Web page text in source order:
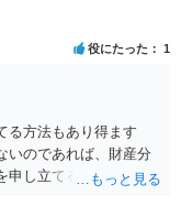
役にたった 1
る方法もあり得ます
いのであれば、財産分
申し立てる（法的には